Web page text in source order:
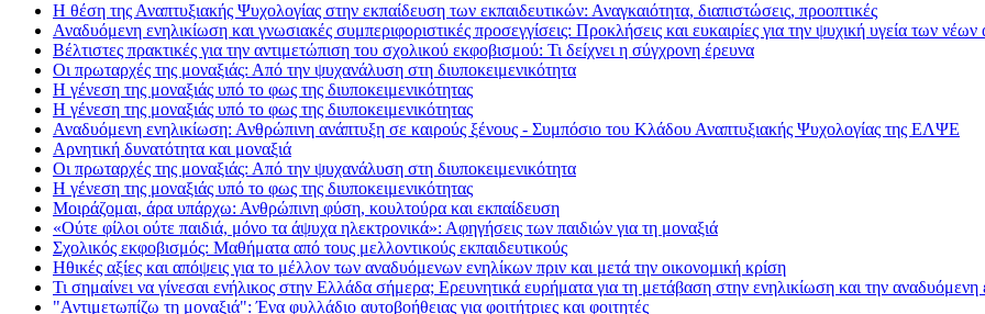
Η θέση της Αναπτυξιακής Ψυχολογίας στην εκπαίδευση των εκπαιδευτικών: Αναγκαιότητα, διαπιστώσεις, προοπτικές
Αναδυόμενη ενηλικίωση και γνωσιακές συμπεριφοριστικές προσεγγίσεις: Προκλήσεις και ευκαιρίες για την ψυχική υγεία των
Βέλτιστες πρακτικές για την αντιμετώπιση του σχολικού εκφοβισμού: Τι δείχνει η σύγχρονη έρευνα
Οι πρωταρχές της μοναξιάς: Από την ψυχανάλυση στη διυποκειμενικότητα
Η γένεση της μοναξιάς υπό το φως της διυποκειμενικότητας
Η γένεση της μοναξιάς υπό το φως της διυποκειμενικότητας
Αναδυόμενη ενηλικίωση: Ανθρώπινη ανάπτυξη σε καιρούς ξένους - Συμπόσιο του Κλάδου Αναπτυξιακής Ψυχολογίας της ΕΛΨΕ
Αρνητική δυνατότητα και μοναξιά
Οι πρωταρχές της μοναξιάς: Από την ψυχανάλυση στη διυποκειμενικότητα
Η γένεση της μοναξιάς υπό το φως της διυποκειμενικότητας
Μοιράζομαι, άρα υπάρχω: Ανθρώπινη φύση, κουλτούρα και εκπαίδευση
«Ούτε φίλοι ούτε παιδιά, μόνο τα άψυχα ηλεκτρονικά»: Αφηγήσεις των παιδιών για τη μοναξιά
Σχολικός εκφοβισμός: Μαθήματα από τους μελλοντικούς εκπαιδευτικούς
Ηθικές αξίες και απόψεις για το μέλλον των αναδυόμενων ενηλίκων πριν και μετά την οικονομική κρίση
Τι σημαίνει να γίνεσαι ενήλικος στην Ελλάδα σήμερα; Ερευνητικά ευρήματα για τη μετάβαση στην ενηλικίωση και την αναδυόμενη
"Αντιμετωπίζω τη μοναξιά": Ένα φυλλάδιο αυτοβοήθειας για φοιτήτριες και φοιτητές